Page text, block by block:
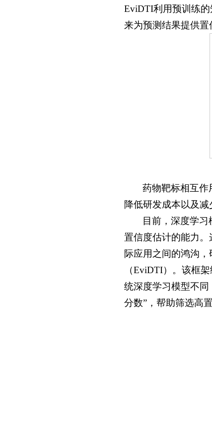
EviDTI利用预训练
来为预测结果提供置
药物靶标相互作
降低研发成本以及减
目前，深度学
置信度估计的能力
际应用之间的鸿沟
（EviDTI）。该框
统深度学习模型不
分数”，帮助筛选高